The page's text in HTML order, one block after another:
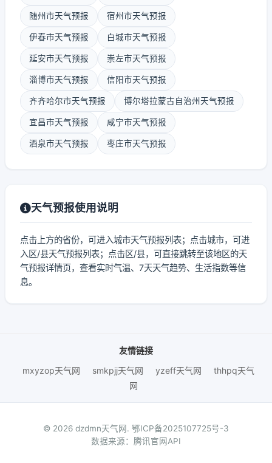
随州市天气预报 宿州市天气预报
伊春市天气预报 白城市天气预报
延安市天气预报 崇左市天气预报
淄博市天气预报 信阳市天气预报
齐齐哈尔市天气预报 博尔塔拉蒙古自治州天气预报
宜昌市天气预报 咸宁市天气预报
酒泉市天气预报 枣庄市天气预报
天气预报使用说明
点击上方的省份，可进入城市天气预报列表；点击城市，可进
入区/县天气预报列表；点击区/县，可直接跳转至该地区的天
气预报详情页，查看实时气温、7天天气趋势、生活指数等信
息。
友情链接
mxyzop天气网
smkpjj天气网 yzeff天气网
thhpq天气
网
© 2026 dzdmn天气网. 鄂ICP备2025107725号-3
数据来源：腾讯官网API